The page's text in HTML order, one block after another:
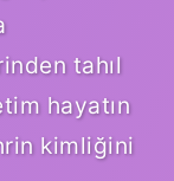
tahıl
hayatın
kimliğini